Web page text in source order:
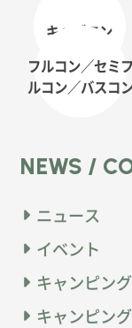
キャブコン
フルコン／セミフ
ルコン／バスコ
NEWS /
ニュース
イベント
キャンピン
キャンピン